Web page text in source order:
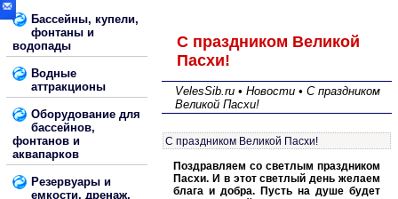
Бассейны, купели,
фонтаны и
водопады
Водные
аттракционы
Оборудование для
бассейнов,
фонтанов и
аквапарков
Резервуары и
емкости, дренаж,
С праздником Великой
Пасхи!
VelesSib.ru • Новости • С праздником
Великой Пасхи!
С праздником Великой Пасхи!
Поздравляем со светлым праздником
Пасхи. И в этот светлый день желаем
блага и добра. Пусть на душе будет